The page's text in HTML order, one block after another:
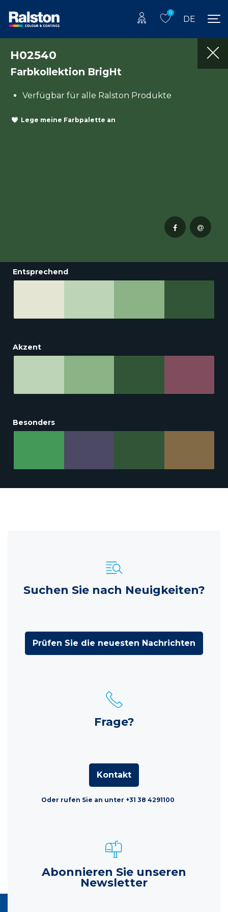
0
DE
H02540
Farbkollektion BrigHt
Verfügbar für alle Ralston Produkte
Lege meine Farbpalette an
Entsprechend
Akzent
Besonders
Suchen Sie nach Neuigkeiten?
Prüfen Sie die neuesten Nachrichten
Frage?
Kontakt
Oder rufen Sie an unter +31 38 4291100
Abonnieren Sie unseren
Newsletter